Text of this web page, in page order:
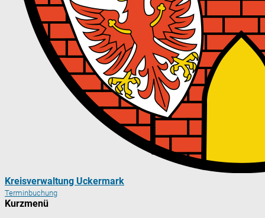
Kreisverwaltung Uckermark
Terminbuchung
Kurzmenü